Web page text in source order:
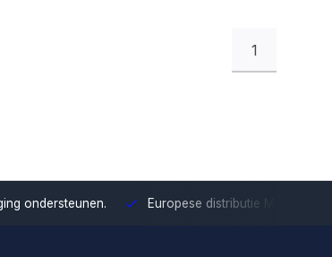
1
ondersteunen. Europese distributie